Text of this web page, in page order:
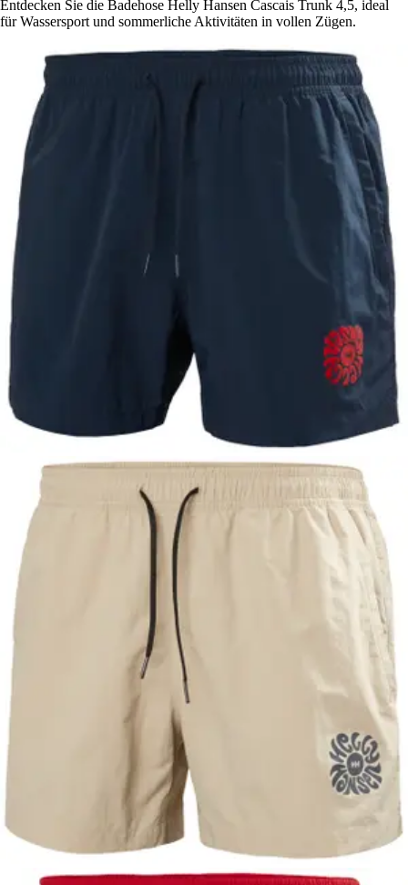
Entdecken Sie die Badehose Helly Hansen Cascais Trunk 4,5, ideal
für Wassersport und sommerliche Aktivitäten in vollen Zügen.